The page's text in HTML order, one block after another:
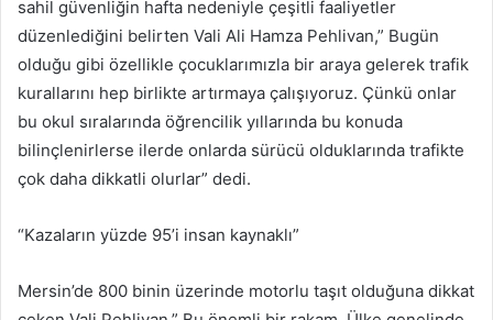
sahil güvenliğin hafta nedeniyle çeşitli faaliyetler
düzenlediğini belirten Vali Ali Hamza Pehlivan,” Bugün
olduğu gibi özellikle çocuklarımızla bir araya gelerek trafik
kurallarını hep birlikte artırmaya çalışıyoruz. Çünkü onlar
bu okul sıralarında öğrencilik yıllarında bu konuda
bilinçlenirlerse ilerde onlarda sürücü olduklarında trafikte
çok daha dikkatli olurlar” dedi.
“Kazaların yüzde 95’i insan kaynaklı”
Mersin’de 800 binin üzerinde motorlu taşıt olduğuna dikkat